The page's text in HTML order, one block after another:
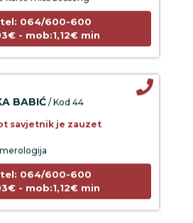
064/600-600
- mob:1,12€ min
BABIĆ / Kod 44
savjetnik je zauzet
064/600-600
- mob:1,12€ min